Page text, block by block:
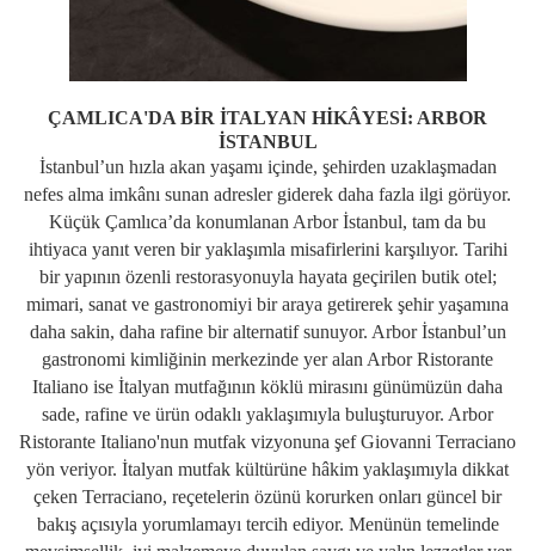
ÇAMLICA'DA BİR İTALYAN HİKÂYESİ: ARBOR
İSTANBUL
İstanbul’un hızla akan yaşamı içinde, şehirden uzaklaşmadan
nefes alma imkânı sunan adresler giderek daha fazla ilgi görüyor.
Küçük Çamlıca’da konumlanan Arbor İstanbul, tam da bu
ihtiyaca yanıt veren bir yaklaşımla misafirlerini karşılıyor. Tarihi
bir yapının özenli restorasyonuyla hayata geçirilen butik otel;
mimari, sanat ve gastronomiyi bir araya getirerek şehir yaşamına
daha sakin, daha rafine bir alternatif sunuyor. Arbor İstanbul’un
gastronomi kimliğinin merkezinde yer alan Arbor Ristorante
Italiano ise İtalyan mutfağının köklü mirasını günümüzün daha
sade, rafine ve ürün odaklı yaklaşımıyla buluşturuyor. Arbor
Ristorante Italiano'nun mutfak vizyonuna şef Giovanni Terraciano
yön veriyor. İtalyan mutfak kültürüne hâkim yaklaşımıyla dikkat
çeken Terraciano, reçetelerin özünü korurken onları güncel bir
bakış açısıyla yorumlamayı tercih ediyor. Menünün temelinde